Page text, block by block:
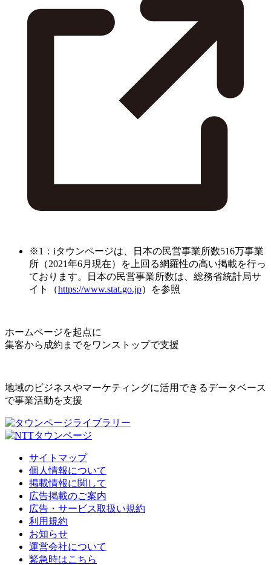
※1：iタウンページは、日本の民営事業所数516万事業
所（2021年6月現在）を上回る網羅性の高い掲載を行っ
ております。日本の民営事業所数は、総務省統計局サ
イト（https://www.stat.go.jp）を参照
ホームページを起点に
集客から成約までをワンストップで支援
地域のビジネスやマーケティングに活用できるデータベース
で事業活動を支援
サイトマップ
個人情報について
掲載情報に関して
広告掲載のご案内
広告・サービス取扱い規約
利用規約
お知らせ
運営会社について
緊急時はこちら